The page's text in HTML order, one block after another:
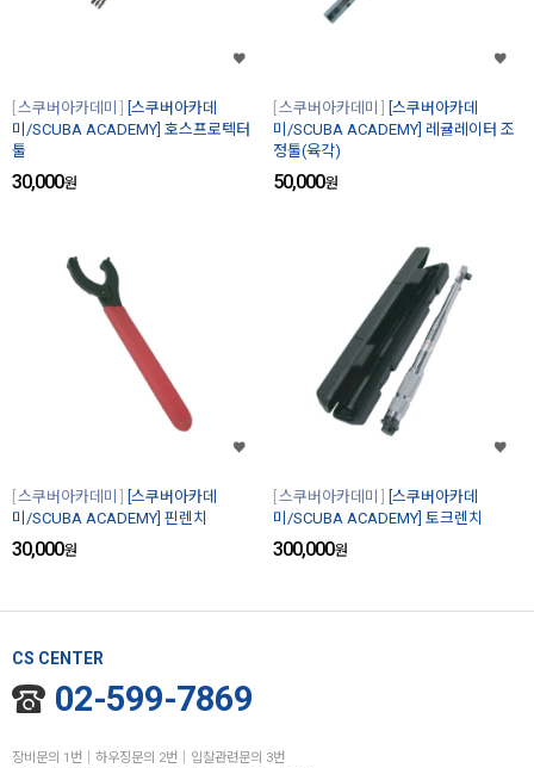
스쿠버아카데미
[스쿠버아카데
미/SCUBA ACADEMY] 호스프로텍터
툴
30,000원
스쿠버아카데미
[스쿠버아카데
미/SCUBA ACADEMY] 레귤레이터 조
정툴(육각)
50,000원
스쿠버아카데미
[스쿠버아카데
미/SCUBA ACADEMY] 핀렌치
30,000원
스쿠버아카데미
[스쿠버아카데
미/SCUBA ACADEMY] 토크렌치
300,000원
CS CENTER
02-599-7869
장비문의 1번│하우징문의 2번│입찰관련문의 3번